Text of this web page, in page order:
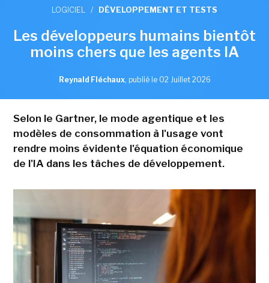
LOGICIEL / DÉVELOPPEMENT ET TESTS
Les développeurs humains bientôt
moins chers que les agents IA
Reynald Fléchaux, publié le 02 Juillet 2026
Selon le Gartner, le mode agentique et les
modèles de consommation à l'usage vont
rendre moins évidente l'équation économique
de l'IA dans les tâches de développement.